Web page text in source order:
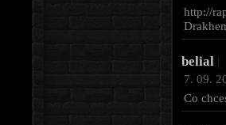
http://
belial |
7. 09.
Co